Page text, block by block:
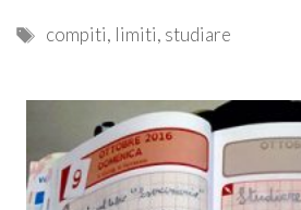
Tags
compiti, limiti, studiare